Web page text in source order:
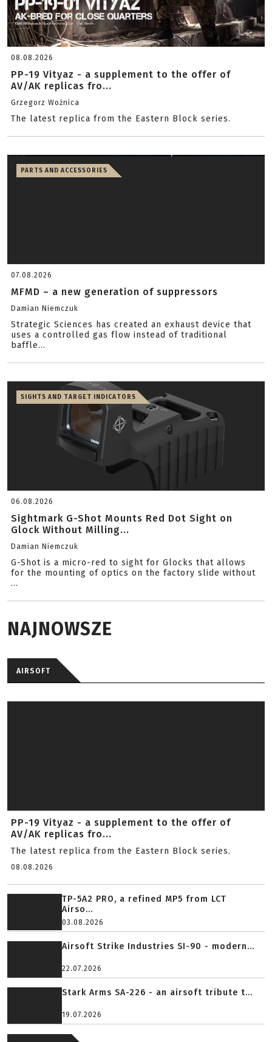
08.08.2026
PP-19 Vityaz - a supplement to the offer of
AV/AK replicas fro...
Grzegorz Woźnica
The latest replica from the Eastern Block series.
PARTS AND ACCESSORIES
07.08.2026
MFMD – a new generation of suppressors
Damian Niemczuk
Strategic Sciences has created an exhaust device that
uses a controlled gas flow instead of traditional
baffle...
SIGHTS AND TARGET INDICATORS
06.08.2026
Sightmark G-Shot Mounts Red Dot Sight on
Glock Without Milling...
Damian Niemczuk
G-Shot is a micro-red to sight for Glocks that allows
for the mounting of optics on the factory slide without
...
NAJNOWSZE
AIRSOFT
PP-19 Vityaz - a supplement to the offer of
AV/AK replicas fro...
The latest replica from the Eastern Block series.
08.08.2026
TP-5A2 PRO, a refined MP5 from LCT
Airso...
03.08.2026
Airsoft Strike Industries SI-90 - modern...
22.07.2026
Stark Arms SA-226 - an airsoft tribute t...
19.07.2026